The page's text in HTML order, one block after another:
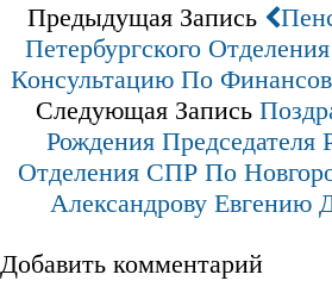
Предыдущая Запись
Петербургского
Консультацию По
Следующая Запись
Рождения Председателя
Отделения СПР По
Александрову Евгению
Добавить комментарий